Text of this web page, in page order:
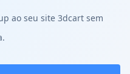
ao seu site 3dcart sem